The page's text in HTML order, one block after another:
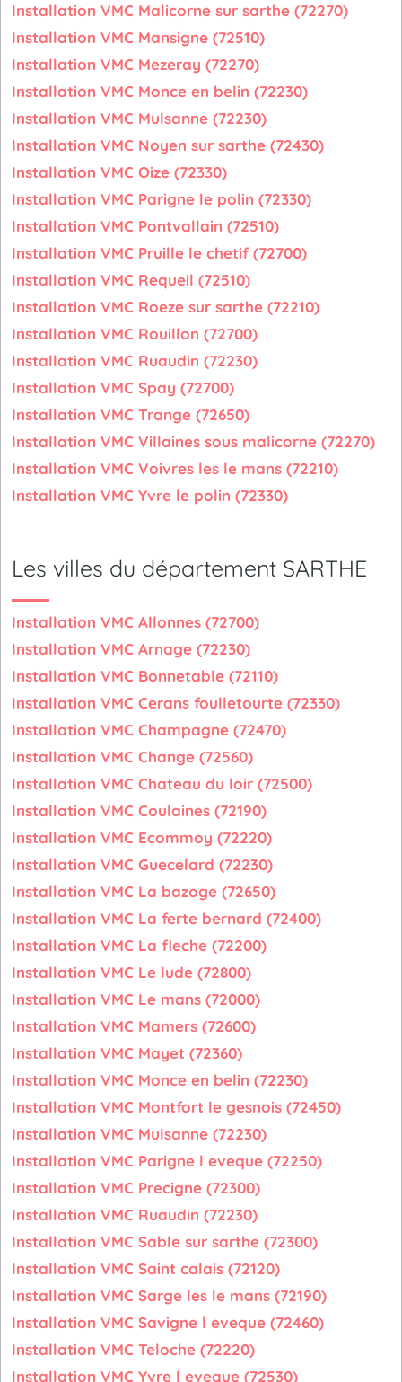
Installation VMC Malicorne sur sarthe (72270)
Installation VMC Mansigne (72510)
Installation VMC Mezeray (72270)
Installation VMC Monce en belin (72230)
Installation VMC Mulsanne (72230)
Installation VMC Noyen sur sarthe (72430)
Installation VMC Oize (72330)
Installation VMC Parigne le polin (72330)
Installation VMC Pontvallain (72510)
Installation VMC Pruille le chetif (72700)
Installation VMC Requeil (72510)
Installation VMC Roeze sur sarthe (72210)
Installation VMC Rouillon (72700)
Installation VMC Ruaudin (72230)
Installation VMC Spay (72700)
Installation VMC Trange (72650)
Installation VMC Villaines sous malicorne (72270)
Installation VMC Voivres les le mans (72210)
Installation VMC Yvre le polin (72330)
Les villes du département SARTHE
Installation VMC Allonnes (72700)
Installation VMC Arnage (72230)
Installation VMC Bonnetable (72110)
Installation VMC Cerans foulletourte (72330)
Installation VMC Champagne (72470)
Installation VMC Change (72560)
Installation VMC Chateau du loir (72500)
Installation VMC Coulaines (72190)
Installation VMC Ecommoy (72220)
Installation VMC Guecelard (72230)
Installation VMC La bazoge (72650)
Installation VMC La ferte bernard (72400)
Installation VMC La fleche (72200)
Installation VMC Le lude (72800)
Installation VMC Le mans (72000)
Installation VMC Mamers (72600)
Installation VMC Mayet (72360)
Installation VMC Monce en belin (72230)
Installation VMC Montfort le gesnois (72450)
Installation VMC Mulsanne (72230)
Installation VMC Parigne l eveque (72250)
Installation VMC Precigne (72300)
Installation VMC Ruaudin (72230)
Installation VMC Sable sur sarthe (72300)
Installation VMC Saint calais (72120)
Installation VMC Sarge les le mans (72190)
Installation VMC Savigne l eveque (72460)
Installation VMC Teloche (72220)
Installation VMC Yvre l eveque (72530)